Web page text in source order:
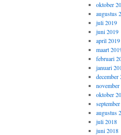
oktober
augustus
juli 2019
juni 2019
april 2019
maart
februari
januari
december
november
oktober
augustus
juli 2018
juni 2018